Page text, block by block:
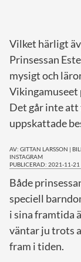
Vilket härligt
Prinsessan
mysigt och
Vikingamuseet
Det går inte
uppskattade
AV: GITTAN LARSSON |
INSTAGRAM
PUBLICERAD: 2021-11-21
Både
speciell
i sina framtida
väntar ju trots
fram i tiden.